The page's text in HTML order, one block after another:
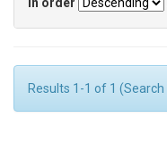
Results 1-1 of 1